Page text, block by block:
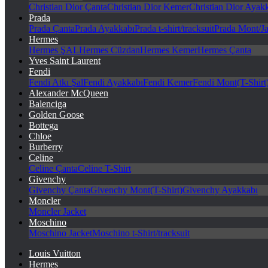
Christian Dior ÇantaChristian Dior KemerChristian Dior
Prada
Prada ÇantaPrada AyakkabıPrada t-shirt/tracksuitPrada Mont/
Hermes
Hermes ŞALHermes CüzdanHermes KemerHermes Çanta
Yves Saint Laurent
Fendi
Fendi Atkı ŞalFendi AyakkabıFendi KemerFendi Mont(T-
Alexander McQueen
Balenciga
Golden Goose
Bottega
Chloe
Burberry
Celine
Celine ÇantaCeline T-Shirt
Givenchy
Givenchy ÇantaGivenchy Mont(T-Shirt)Givenchy Ayakkabı
Moncler
Moncler Jacket
Moschino
Moschino JacketMoschino t-Shirt/tracksuit
Louis Vuitton
Hermes